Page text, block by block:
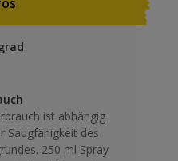
ist abhängig
Saugfähigkeit des
250 ml Spray